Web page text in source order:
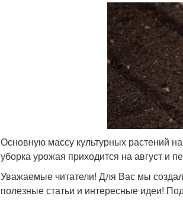
Основную массу культурных растений
уборка урожая приходится на август и
Уважаемые читатели! Для Вас мы
полезные статьи и интересные идеи!